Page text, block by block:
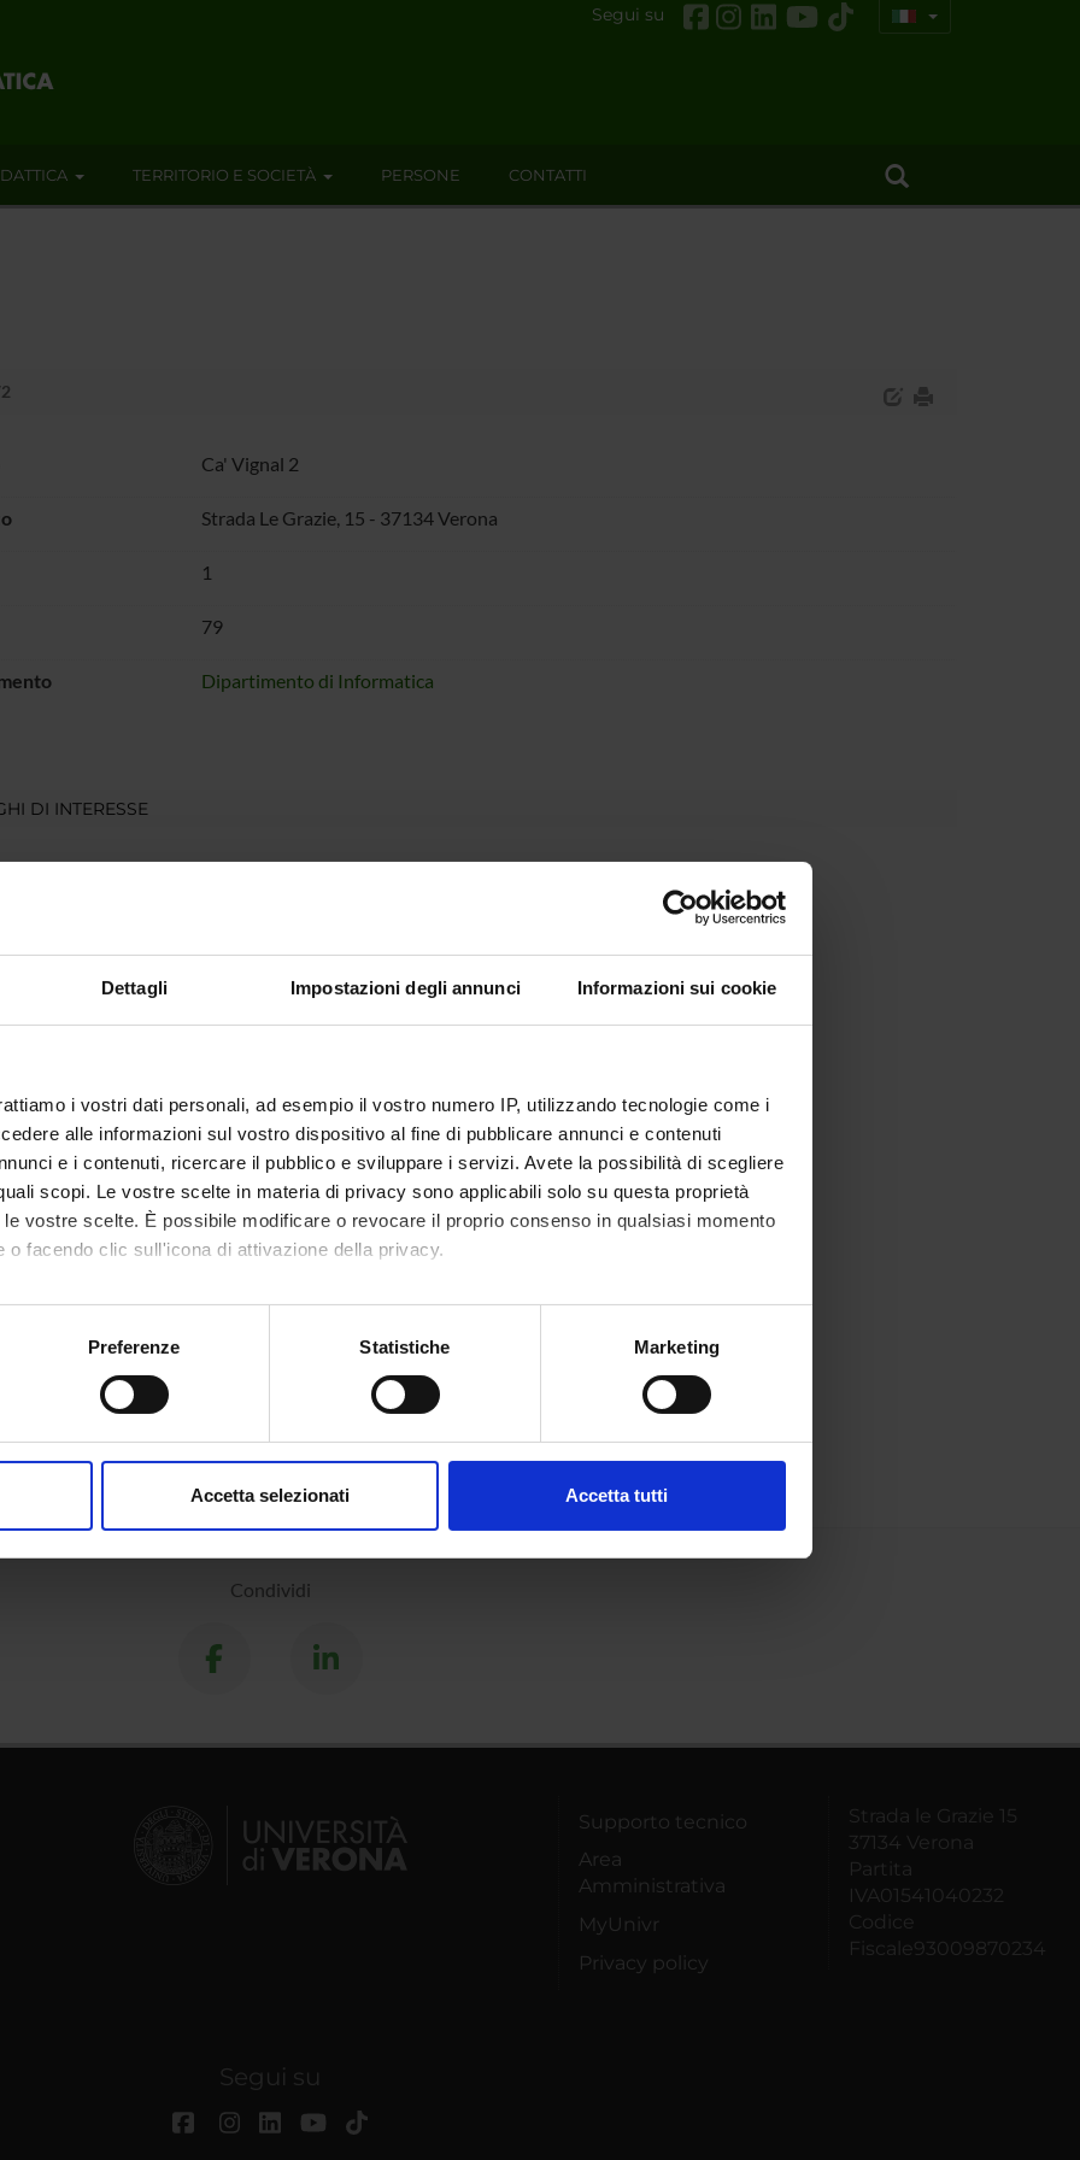
Dettagli Impostazioni degli annunci Informazioni sui cookie
i vostri dati personali, ad esempio il vostro numero IP, utilizzando tecnologie come i
alle informazioni sul vostro dispositivo al fine di pubblicare annunci e contenuti
e i contenuti, ricercare il pubblico e sviluppare i servizi. Avete la possibilità di scegliere
scopi. Le vostre scelte in materia di privacy sono applicabili solo su questa proprietà
vostre scelte. È possibile modificare o revocare il proprio consenso in qualsiasi momento
o facendo clic sull'icona di attivazione della privacy.
anche:
sulla tua posizione geografica, con un'approssimazione di qualche metro,
in qualsiasi momento dalla Dichiarazione sui cookie.
Preferenze Statistiche Marketing
Accetta selezionati Accetta tutti
Segui su
TERRITORIO E SOCIETÀ PERSONE CONTATTI
Ca' Vignal 2
Strada Le Grazie, 15 - 37134 Verona
1
79
Dipartimento di Informatica
DI INTERESSE
Condividi
Supporto tecnico
Area
Amministrativa
MyUnivr
Privacy policy
Strada le Grazie 15
37134 Verona
Partita
IVA01541040232
Codice
Fiscale93009870234
Segui su